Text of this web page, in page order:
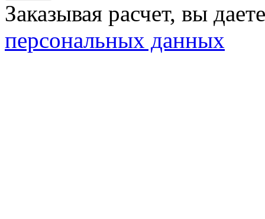
Заказывая расчет, вы
персональных данных